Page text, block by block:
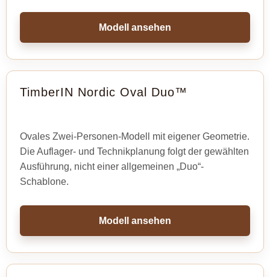
Modell ansehen
TimberIN Nordic Oval Duo™
Ovales Zwei-Personen-Modell mit eigener Geometrie.
Die Auflager- und Technikplanung folgt der gewählten
Ausführung, nicht einer allgemeinen „Duo“-
Schablone.
Modell ansehen